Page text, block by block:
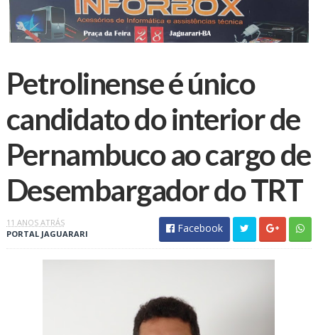
Petrolinense é único
candidato do interior de
Pernambuco ao cargo de
Desembargador do TRT‏
11 ANOS ATRÁS
PORTAL JAGUARARI
Facebook